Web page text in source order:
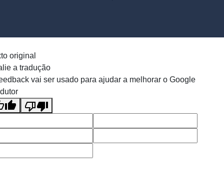
original
a tradução
vai ser usado para ajudar a melhorar o Google